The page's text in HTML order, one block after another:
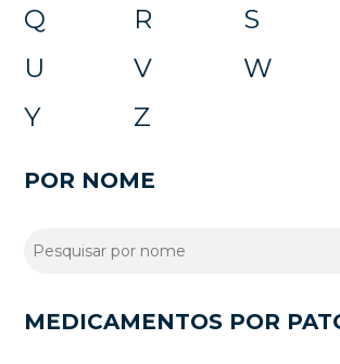
Q
R S
U
V W
Y
Z
POR NOME
MEDICAMENTOS POR